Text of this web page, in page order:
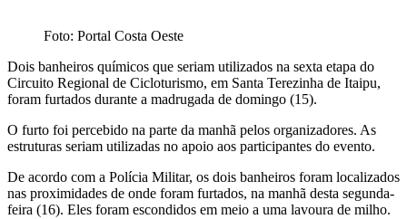
Foto: Portal Costa Oeste
Dois banheiros químicos que seriam utilizados na sexta etapa do
Circuito Regional de Cicloturismo, em Santa Terezinha de Itaipu,
foram furtados durante a madrugada de domingo (15).
O furto foi percebido na parte da manhã pelos organizadores. As
estruturas seriam utilizadas no apoio aos participantes do evento.
De acordo com a Polícia Militar, os dois banheiros foram localizados
nas proximidades de onde foram furtados, na manhã desta segunda-
feira (16). Eles foram escondidos em meio a uma lavoura de milho.